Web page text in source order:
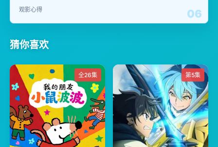
06
观影心得
猜你喜欢
全26集 第5集